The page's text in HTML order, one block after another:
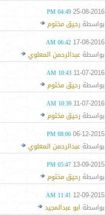
25-08-2016
04:49 PM
بواسطةرحيق مختوم
17-08-2016
06:42 AM
بواسطةعبدالرحمن المعلوي
11-07-2016
10:43 AM
بواسطةرحيق مختوم
11-07-2016
10:39 AM
بواسطةرحيق مختوم
06-12-2015
08:06 PM
بواسطةعبدالرحمن المعلوي
13-09-2015
05:47 PM
بواسطةرحيق مختوم
12-09-2015
11:41 AM
بواسطة ابو عبدالمجيد